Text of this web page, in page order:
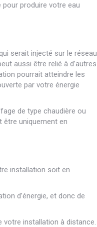
produire votre eau
serait injecté sur le réseau
aussi être relié à d’autres
pourrait atteindre les
par votre énergie
de type chaudière ou
être uniquement en
installation soit en
d’énergie, et donc de
votre installation à distance.